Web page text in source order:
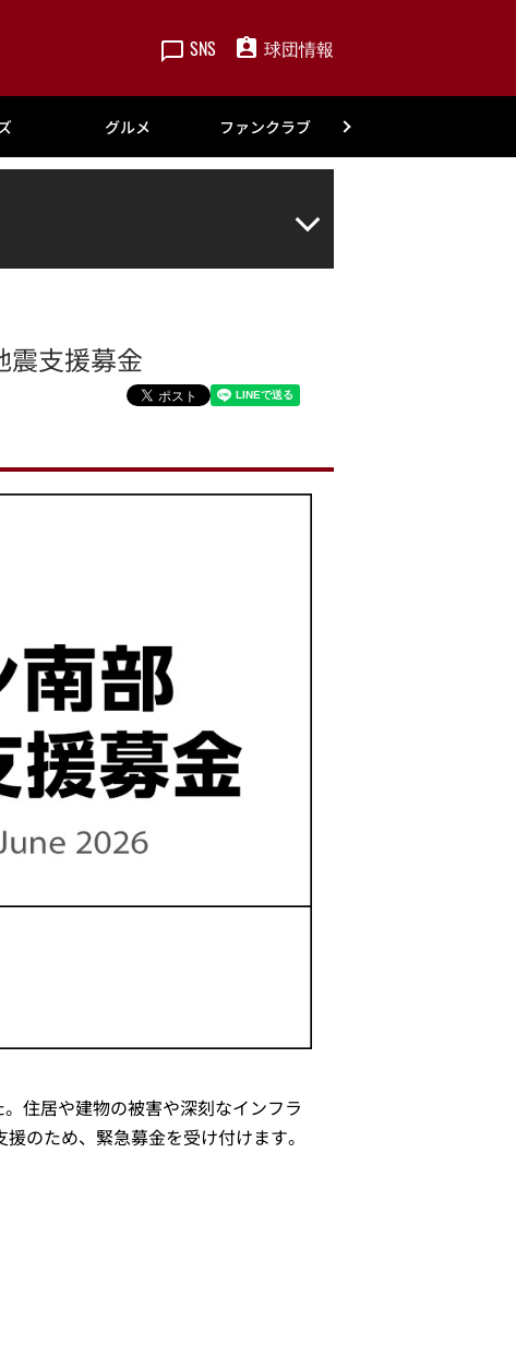
SNS 球団情報
グルメ ファンクラブ
震支援募金
住居や建物の被害や深刻なインフラ
のため、緊急募金を受け付けます。